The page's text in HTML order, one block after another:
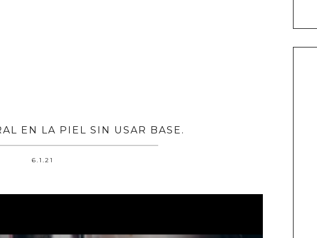
EN LA PIEL SIN USAR BASE.
6.1.21